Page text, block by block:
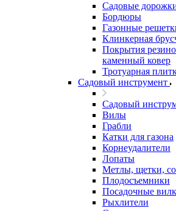
Садовые
Бордюры
Газонные
Клинкерная
Покрытия
каменный ковер
Тротуарная
Садовый инструмент
Садовый
Вилы
Грабли
Катки для газона
Корнеудалители
Лопаты
Метлы, щетки,
Плодосъемники
Посадочные
Рыхлители